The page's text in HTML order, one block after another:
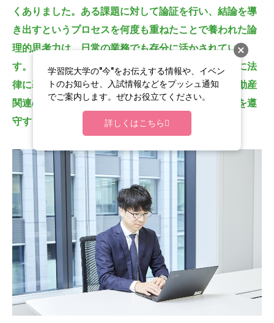
くありました。ある課題に対して論証を行い、結論を導
き出すというプロセスを何度も重ねたことで養われた論
理的思考力は、日常の業務でも存分に活かされていま
す。また、売買でも賃貸でも不動産の取引は基本的に法
律に基づいて行われますので、学生時代に学んだ不動産
関連の法律の知識は直接的に役立っていますし、法を遵
守することの大切さも常に意識しています」
学習院大学の"今"をお伝えする情報や、イベン
トのお知らせ、入試情報などをプッシュ通知
でご案内します。ぜひお役立てください。
詳しくはこちら